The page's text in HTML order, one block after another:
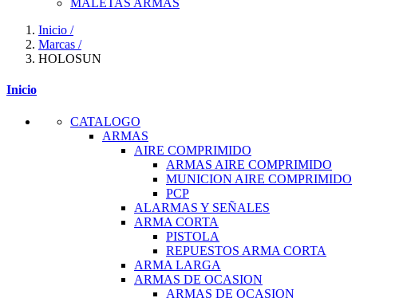
MALETAS ARMAS
Inicio /
Marcas /
HOLOSUN
Inicio
CATALOGO
ARMAS
AIRE COMPRIMIDO
ARMAS AIRE COMPRIMIDO
MUNICION AIRE COMPRIMIDO
PCP
ALARMAS Y SEÑALES
ARMA CORTA
PISTOLA
REPUESTOS ARMA CORTA
ARMA LARGA
ARMAS DE OCASION
ARMAS DE OCASION